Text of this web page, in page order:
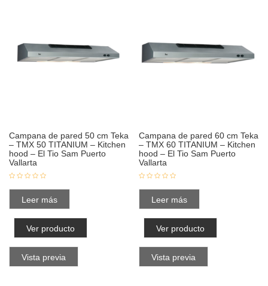
Campana de pared 50 cm Teka
– TMX 50 TITANIUM – Kitchen
hood – El Tio Sam Puerto
Vallarta
Leer más
Ver producto
Vista previa
Campana de pared 60 cm Teka
– TMX 60 TITANIUM – Kitchen
hood – El Tio Sam Puerto
Vallarta
Leer más
Ver producto
Vista previa